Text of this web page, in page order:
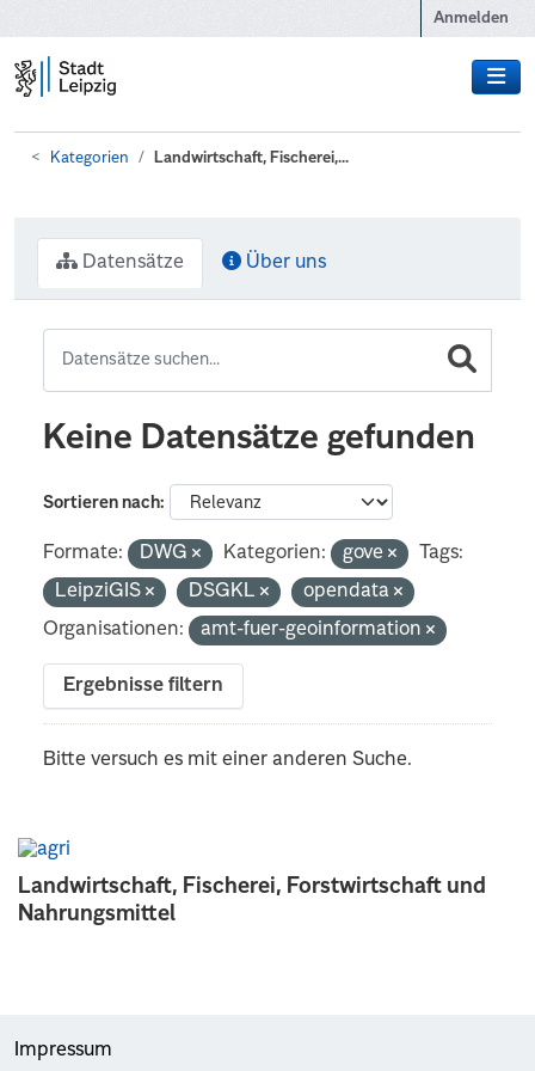
Anmelden
Kategorien Landwirtschaft, Fischerei,...
Landwirtschaft, Fischerei, Forstwirtschaft und
Nahrungsmittel
Datensätze Über uns
Keine Datensätze gefunden
Sortieren nach
Formate: DWG Kategorien: gove
Tags:
LeipziGIS
DSGKL
opendata
Organisationen:
amt-fuer-geoinformation
Ergebnisse filtern
Bitte versuch es mit einer anderen Suche.
Impressum